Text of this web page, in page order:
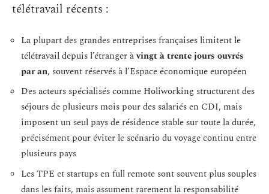
télétravail récents :
La plupart des grandes entreprises françaises limitent le
télétravail depuis l’étranger àvingt à trente jours ouvrés
par an, souvent réservés à l’Espace économique européen
Des acteurs spécialisés comme Holiworking structurent des
séjours de plusieurs mois pour des salariés en CDI, mais
imposent un seul pays de résidence stable sur toute la durée,
précisément pour éviter le scénario du voyage continu entre
plusieurs pays
Les TPE et startups en full remote sont souvent plus souples
dans les faits, mais assument rarement la responsabilité